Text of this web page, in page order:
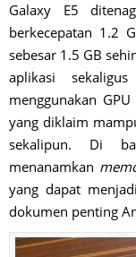
Galaxy E5
berkecepatan 1.2
sebesar 1.5 GB
aplikasi
menggunakan
yang diklaim
sekalipun. Di
menanamkan
yang dapat
dokumen penting